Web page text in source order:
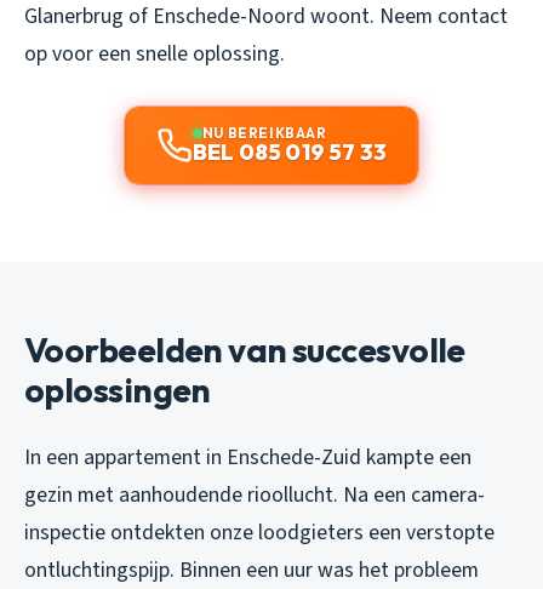
Glanerbrug of Enschede-Noord woont. Neem contact
op voor een snelle oplossing.
NU BEREIKBAAR
BEL 085 019 57 33
Voorbeelden van succesvolle
oplossingen
In een appartement in Enschede-Zuid kampte een
gezin met aanhoudende rioollucht. Na een camera-
inspectie ontdekten onze loodgieters een verstopte
ontluchtingspijp. Binnen een uur was het probleem